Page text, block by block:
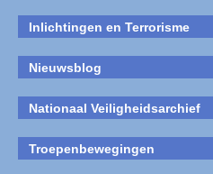
Inlichtingen en Terrorisme
Nieuwsblog
Nationaal Veiligheidsarchief
Troepenbewegingen